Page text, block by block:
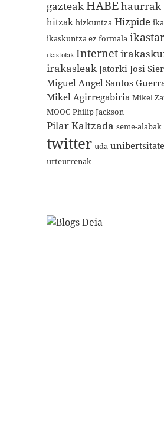
gazteakHABEhaurrak
hitzak hizkuntza Hizpide
ikaskuntza ez formala
ikastolak Internet
irakasleak Jatorki Josi
Miguel Angel Santos
Mikel Agirregabiria Mikel
MOOC Philip Jackson
Pilar Kaltzada seme-alabak
twitter uda
urteurrenak